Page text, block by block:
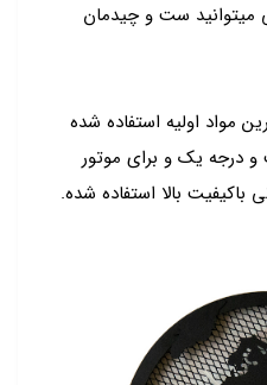
میتوانید ست و چیدمان
مواد اولیه استفاده شده
و درجه یک و برای موتور
باکیفیت بالا استفاده شده.